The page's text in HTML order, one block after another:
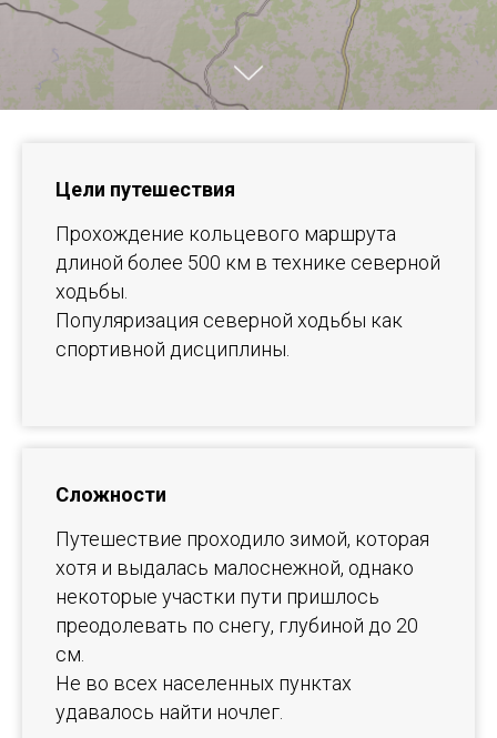
Цели путешествия
Прохождение кольцевого маршрута
длиной более 500 км в технике северной
ходьбы.
Популяризация северной ходьбы как
спортивной дисциплины.
Сложности
Путешествие проходило зимой, которая
хотя и выдалась малоснежной, однако
некоторые участки пути пришлось
преодолевать по снегу, глубиной до 20
см.
Не во всех населенных пунктах
удавалось найти ночлег.